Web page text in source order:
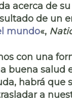
acerca de
de un
mundo«,
con una
buena salud
habrá
a